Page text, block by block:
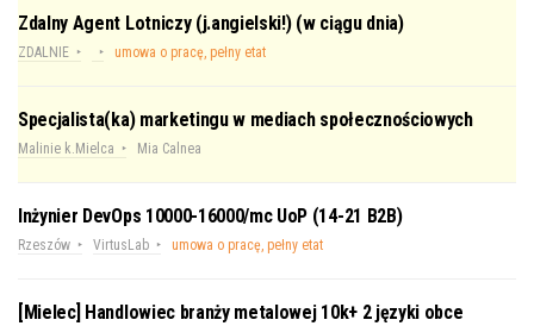
Zdalny Agent Lotniczy (j.angielski!) (w ciągu dnia)
ZDALNIE umowa o pracę, pełny etat
Specjalista(ka) marketingu w mediach społecznościowych
Malinie k.Mielca Mia Calnea
Inżynier DevOps 10000-16000/mc UoP (14-21 B2B)
Rzeszów VirtusLab umowa o pracę, pełny etat
[Mielec] Handlowiec branży metalowej 10k+ 2 języki obce